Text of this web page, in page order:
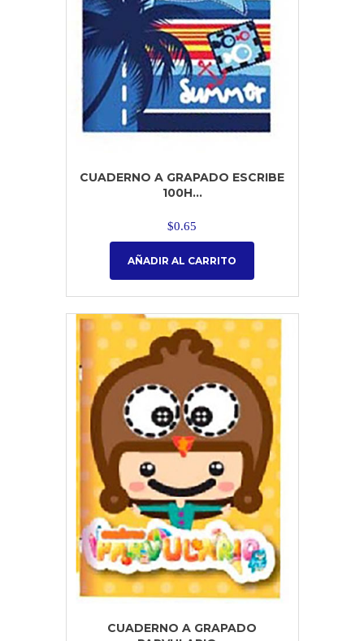
CUADERNO A GRAPADO ESCRIBE
100H...
$0.65
AÑADIR AL CARRITO
CUADERNO A GRAPADO